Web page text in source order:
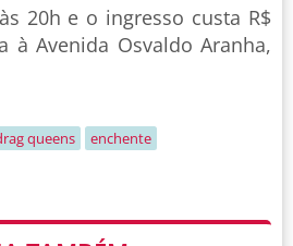
20h e o ingresso custa R$
à Avenida Osvaldo Aranha,
queens enchente